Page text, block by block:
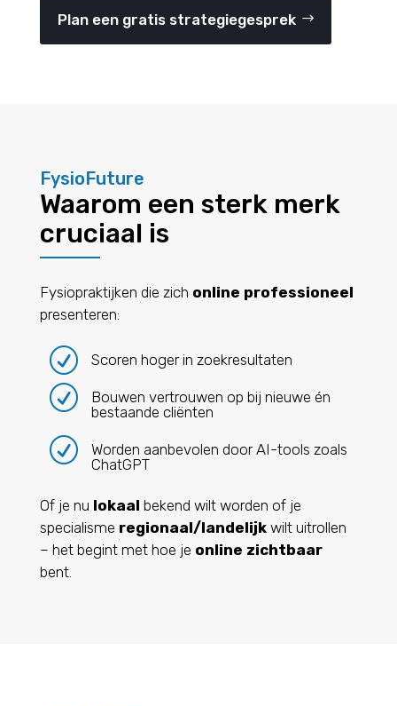
Plan een gratis strategiegesprek
FysioFuture
Waarom een sterk merk
cruciaal is
Fysiopraktijken die zich online professioneel
presenteren:
R Scoren hoger in zoekresultaten
R
Bouwen vertrouwen op bij nieuwe én
bestaande cliënten
R
Worden aanbevolen door AI-tools zoals
ChatGPT
Of je nu lokaal bekend wilt worden of je
specialisme regionaal/landelijkwilt uitrollen
– het begint met hoe je online zichtbaar
bent.